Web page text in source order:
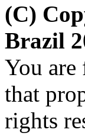
(C)
Brazil
You
that
rights